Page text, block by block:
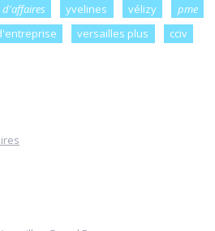
d'affaires yvelines vélizy
pme
versailles plus
cciv